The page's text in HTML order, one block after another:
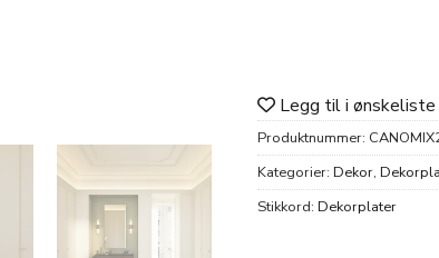
Legg til i ønskeliste
Produktnummer:
Kategorier: Dekor,
Stikkord: Dekorplater